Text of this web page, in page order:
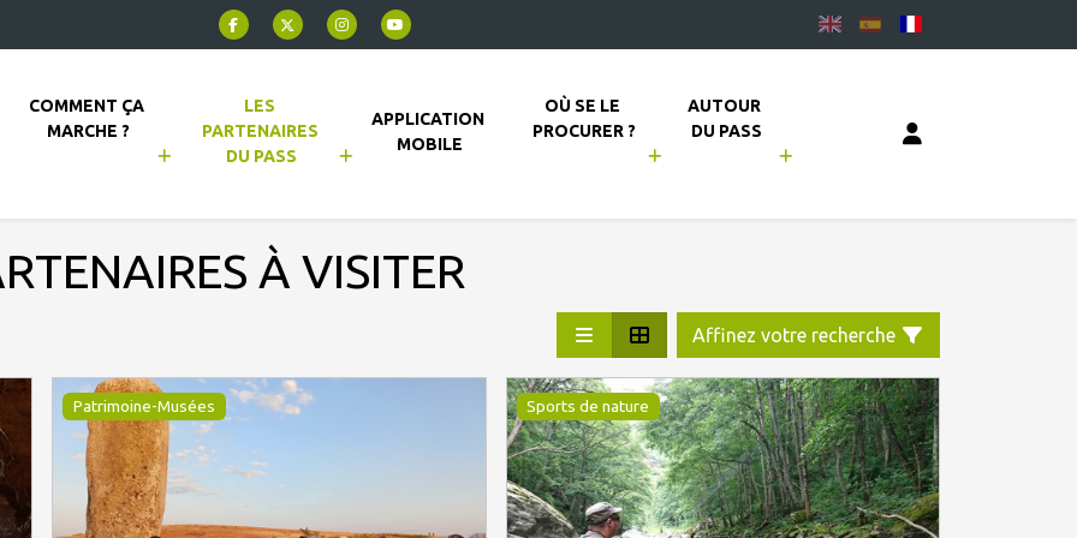
COMMENT ÇA
MARCHE ?
LES
PARTENAIRES
DU PASS
APPLICATION
MOBILE
OÙ SE LE
PROCURER ?
AUTOUR
DU PASS
À VISITER
Affinez votre recherche
Patrimoine-Musées Sports de nature